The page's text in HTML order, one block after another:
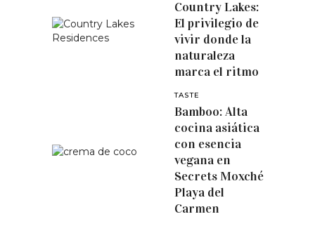
Country Lakes:
El privilegio de
vivir donde la
naturaleza
marca el ritmo
TASTE
Bamboo: Alta
cocina asiática
con esencia
vegana en
Secrets Moxché
Playa del
Carmen